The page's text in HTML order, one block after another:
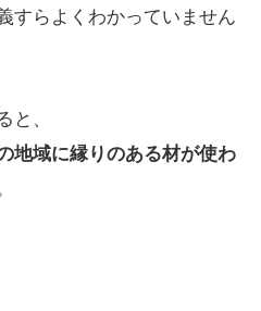
すらよくわかっていません
と、
りのある材が使わ